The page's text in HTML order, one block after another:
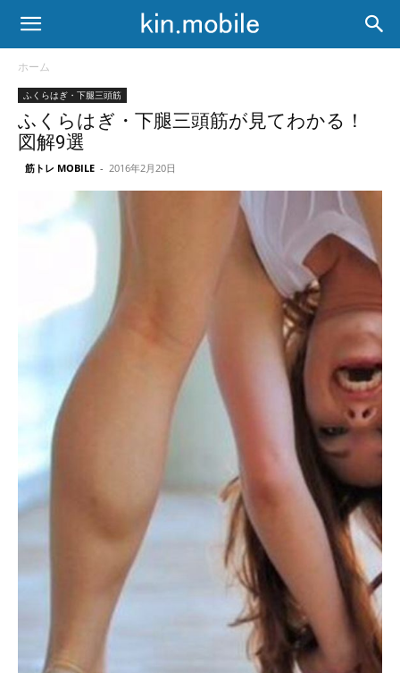
ホーム
ふくらはぎ・下腿三頭筋
ふくらはぎ・下腿三頭筋が見てわかる！
図解9選
筋トレ MOBILE - 2016年2月20日